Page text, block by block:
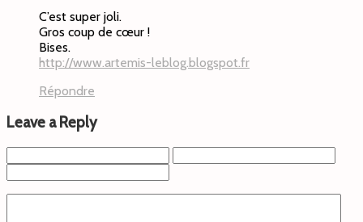
C’est super joli.
Gros coup de cœur !
Bises.
http://www.artemis-leblog.blogspot.fr
Répondre
Leave a Reply